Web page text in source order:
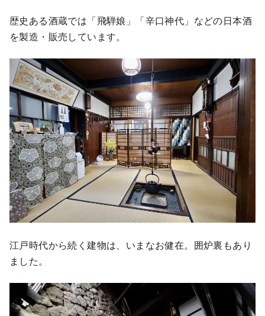
歴史ある酒蔵では「飛騨娘」「辛口神代」などの日本酒
を製造・販売しています。
江戸時代から続く建物は、いまなお健在。囲炉裏もあり
ました。